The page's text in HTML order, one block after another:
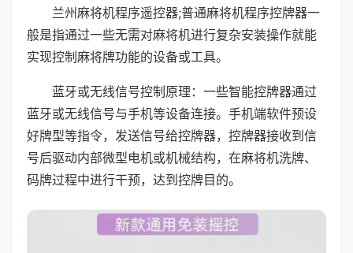
兰州麻将机程序遥控器;普通麻将机程序控牌器一
般是指通过一些无需对麻将机进行复杂安装操作就能
实现控制麻将牌功能的设备或工具。
蓝牙或无线信号控制原理：一些智能控牌器通过
蓝牙或无线信号与手机等设备连接。手机端软件预设
好牌型等指令，发送信号给控牌器，控牌器接收到信
号后驱动内部微型电机或机械结构，在麻将机洗牌、
码牌过程中进行干预，达到控牌目的。